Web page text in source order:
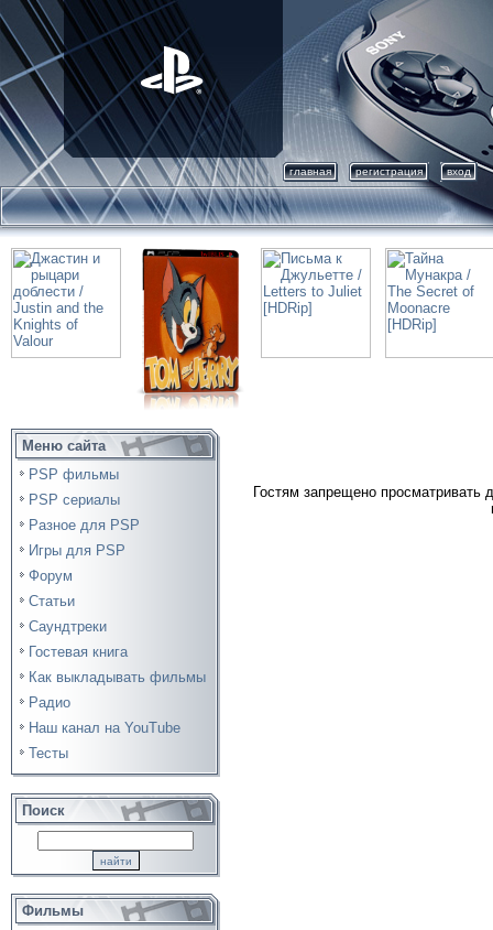
главная регистрация вход
Меню сайта
PSP фильмы
PSP сериалы
Разное для PSP
Игры для PSP
Форум
Статьи
Саундтреки
Гостевая книга
Как выкладывать фильмы
Радио
Наш канал на YouTube
Тесты
Поиск
Фильмы
Гостям запрещено просматривать